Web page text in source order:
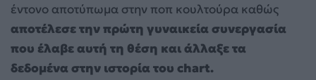
έντονο αποτύπωμα στην ποπ κουλτούρα καθώς
αποτέλεσε την πρώτη γυναικεία συνεργασία
που έλαβε αυτή τη θέση και άλλαξε τα
δεδομένα στην ιστορία του chart.